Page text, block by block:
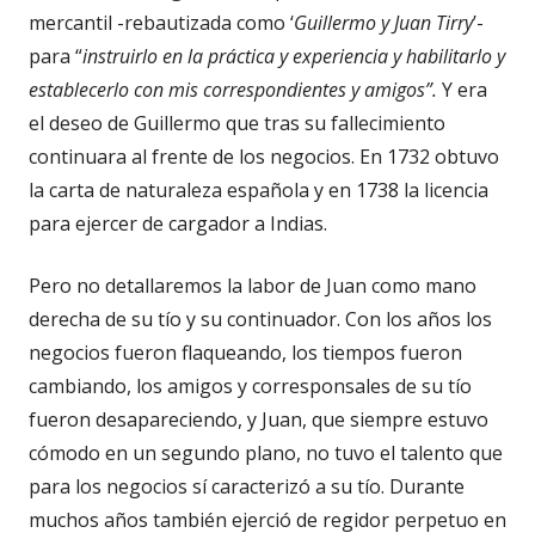
mercantil -rebautizada como ‘Guillermo y Juan Tirry’-
para “instruirlo en la práctica y experiencia y habilitarlo y
establecerlo con mis correspondientes y amigos”. Y era
el deseo de Guillermo que tras su fallecimiento
continuara al frente de los negocios. En 1732 obtuvo
la carta de naturaleza española y en 1738 la licencia
para ejercer de cargador a Indias.
Pero no detallaremos la labor de Juan como mano
derecha de su tío y su continuador. Con los años los
negocios fueron flaqueando, los tiempos fueron
cambiando, los amigos y corresponsales de su tío
fueron desapareciendo, y Juan, que siempre estuvo
cómodo en un segundo plano, no tuvo el talento que
para los negocios sí caracterizó a su tío. Durante
muchos años también ejerció de regidor perpetuo en